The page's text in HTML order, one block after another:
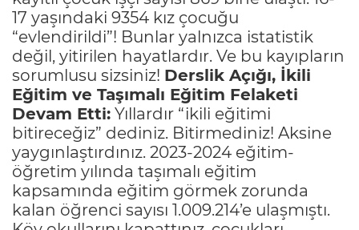
17 yaşındaki 9354 kız çocuğu
“evlendirildi”! Bunlar yalnızca istatistik
değil, yitirilen hayatlardır. Ve bu kayıpların
sorumlusu sizsiniz! Derslik Açığı, İkili
Eğitim ve Taşımalı Eğitim Felaketi
Devam Etti: Yıllardır “ikili eğitimi
bitireceğiz” dediniz. Bitirmediniz! Aksine
yaygınlaştırdınız. 2023-2024 eğitim-
öğretim yılında taşımalı eğitim
kapsamında eğitim görmek zorunda
kalan öğrenci sayısı 1.009.214’e ulaşmıştı.